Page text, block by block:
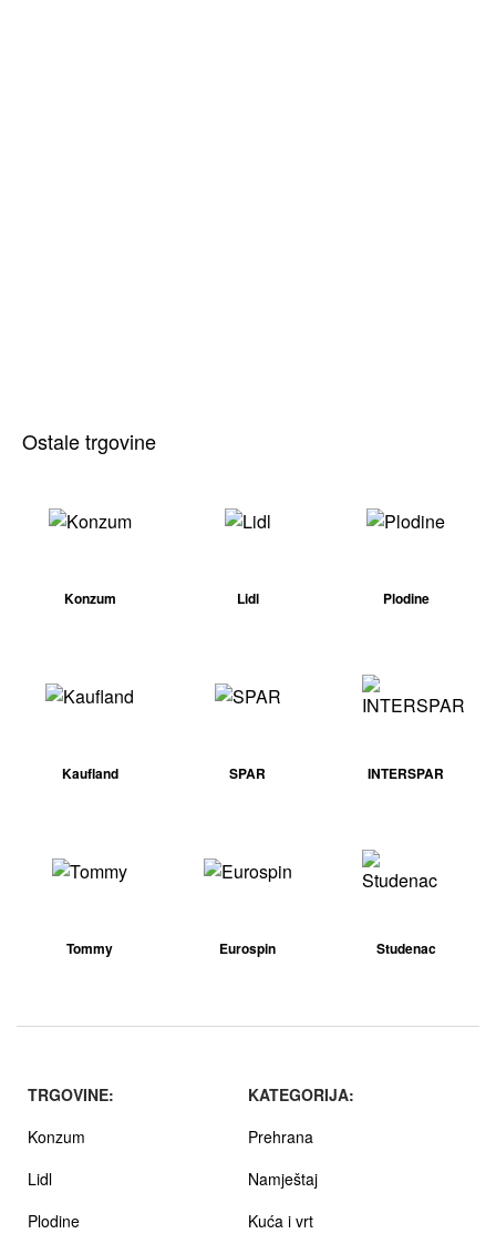
Ostale trgovine
Konzum Lidl Plodine
Kaufland SPAR INTERSPAR
Tommy Eurospin Studenac
TRGOVINE:
Konzum
Lidl
Plodine
KATEGORIJA:
Prehrana
Namještaj
Kuća i vrt